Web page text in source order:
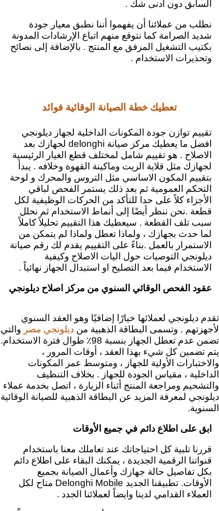
السابق دون ادنى شك .
نطلب من عملائنا أن يفهموا أننا نطبق معيار جودة
شديد الصرامة كما نتوقع منهم اتباع الإرشادات المدونة
بكتيب التشغيل المرفق مع المنتج . بالإضافة إلى نصائح
وتحذيرات الاستخدام .
تعطيك خطة الصيانة الوقائية فوائد
تقييم توازن جودة المكونات الداخلية لجهاز ديلونجي
افضل ما يعطيك مركز صيانة delonghi لجهازك بعد
الاصلاح . هو تقييم شامل لمختلف قطع الغيار الرئيسية
لجهازك مثل قلاية الزيت وماكينة القهوة وخلافه . يبدأ
بتقييم المكون الاساسي مثل التروس والمحرك و لوحة
التحكم العمومية ثم بعد ذلك يستمر الفحص لباقي
الأجزاء كلاً على حدا للتأكد من الحركات الوظيفية لكل
قطعة .نحن ننظر أيضًا إلى أنماط الاستخدام ثم نحلل
سبب تلف القطعة . سيعطيك هذا التقييم تحليلاً كاملاً
لما حدث بجهازك ، ولماذا تعطل ولماذا لم يتمكن من
الاستمرار بالعمل .بناءً على التقييم يقدم لك رقم صيانة
ديلونجي التوصيات حول اليات الاصلاح وكيفية
الاستخدام فيما بعد التصليح او استبدال الجهاز نهائياً .
عقود الفحص الوقائي السنوي من مركز اصلاح ديلونجي
تقدم ديلونجي لعملائها خيارًا إضافيًا وهو العقد السنوي
لأجهزتهم . وتسمى البطاقة الذهبية من ديلونجي مصر
والتي
تضمن عدم تعطل الجهاز بنسبة 98٪ طوال فترة الاستخدام.
يتم تضمين كل شيء بهذا العقد ، أوقات المرور ،
والاختبارات الأولية للجهاز ، ومتوسط عمر المكونات
الداخلية ، مقياس الجودة للجهاز . بخلاف التنظيف
والتشحيم ومراجعة المنتج أثناء الزيارة ، اتصل بخدمة عملاء
ديلونجي لمعرفة المزيد عن البطاقة الذهبية للصيانة الوقائية
السنوية.
ابق على اطلاع دائم في جميع الأوقات
قررنا تلبية كل احتياجاتك عند تعاملك معنا باستخدام
قنواتنا الرقمية الجديدة ، يمكنك البقاء على اطلاع دائم
بكل تفاصيل حالة جهازك وأعمال الصيانة بجميع
الأوقات. تطبيقنا الجديد Delonghi Mobile متاح لكل
العملاء القدامي لدينا وايضاً لعملائنا الجدد .